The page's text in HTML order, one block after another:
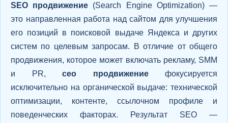
SEO продвижение (Search Engine Optimization) —
это направленная работа над сайтом для улучшения
его позиций в поисковой выдаче Яндекса и других
систем по целевым запросам. В отличие от общего
продвижения, которое может включать рекламу, SMM
и PR, сео продвижениефокусируется
исключительно на органической выдаче: технической
оптимизации, контенте, ссылочном профиле и
поведенческих факторах. Результат SEO —